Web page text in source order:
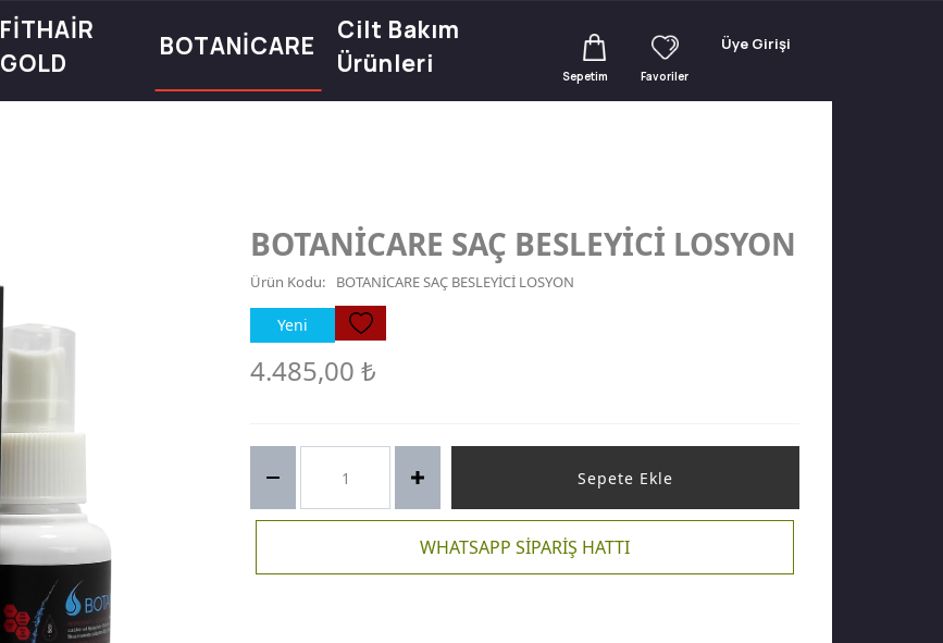
BOTANİCARE SAÇ BESLEYİCİ LOSYON
Ürün Kodu: BOTANİCARE SAÇ BESLEYİCİ LOSYON
Yeni
4.485,00 ₺
Sepete Ekle
WHATSAPP SİPARİŞ HATTI
FİTHAİR
GOLD
BOTANİCARE
Cilt Bakım
Ürünleri
Üye Girişi
Favoriler
Sepetim